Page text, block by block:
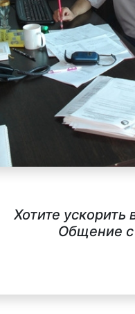
Хотите
Общение с